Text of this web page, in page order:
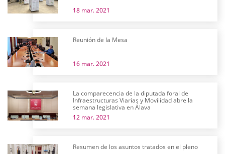
18 mar. 2021
Reunión de la Mesa
16 mar. 2021
La comparecencia de la diputada foral de
Infraestructuras Viarias y Movilidad abre la
semana legislativa en Álava
12 mar. 2021
Resumen de los asuntos tratados en el pleno